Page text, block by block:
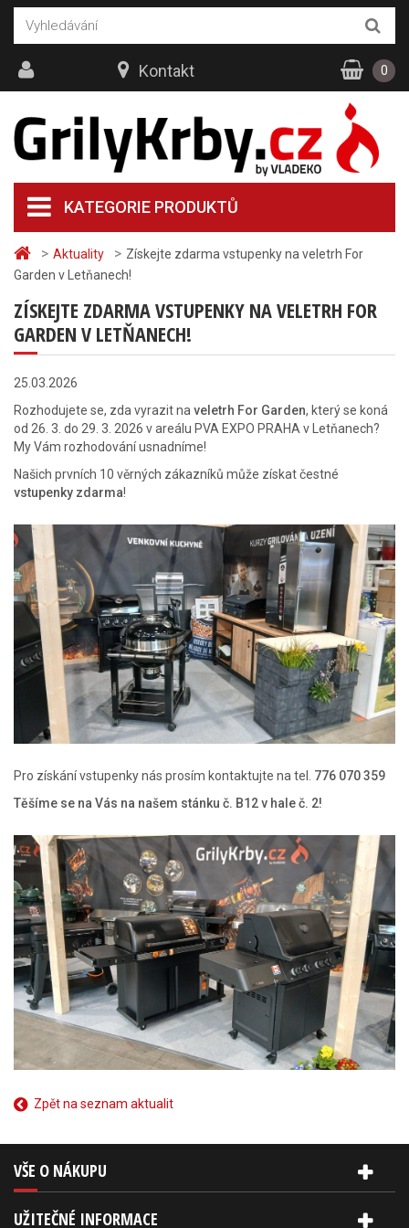
> Aktuality > Získejte zdarma vstupenky na veletrh For
Garden v Letňanech!
ZÍSKEJTE ZDARMA VSTUPENKY NA VELETRH FOR
GARDEN V LETŇANECH!
25.03.2026
Rozhodujete se, zda vyrazit na veletrh For Garden, který se koná
od 26. 3. do 29. 3. 2026 v areálu PVA EXPO PRAHA v Letňanech?
My Vám rozhodování usnadníme!
Našich prvních 10 věrných zákazníků může získat čestné
vstupenky zdarma!
Pro získání vstupenky nás prosím kontaktujte na tel. 776 070 359
Těšíme se na Vás na našem stánku č. B12 v hale č. 2!
Zpět na seznam aktualit
KATEGORIE PRODUKTŮ
Kontakt 0
VŠE O NÁKUPU
UŽITEČNÉ INFORMACE